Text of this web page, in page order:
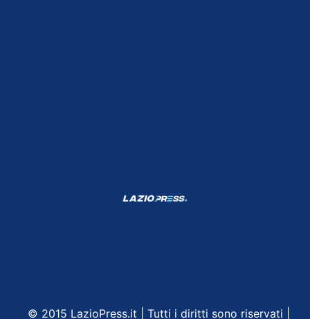
© 2015 LazioPress.it | Tutti i diritti sono riservati |